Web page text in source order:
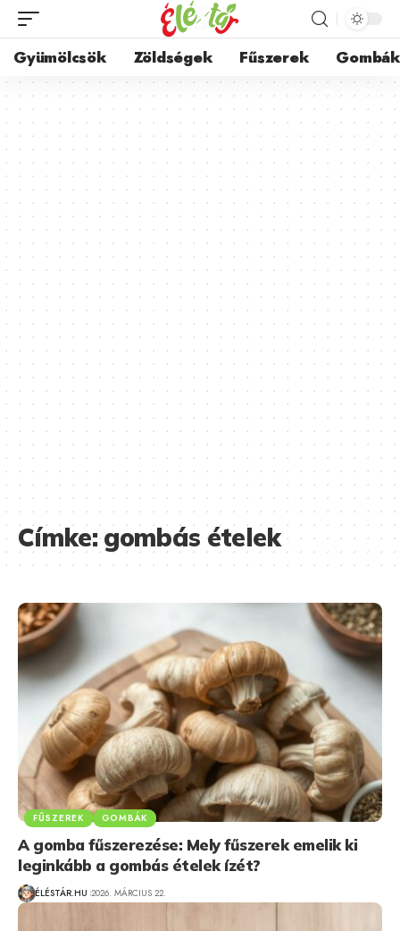
Gyümölcsök Zöldségek Fűszerek Gombák
Címke:gombás ételek
FŰSZEREK GOMBÁK
A gomba fűszerezése: Mely fűszerek emelik ki
leginkább a gombás ételek ízét?
ÉLÉSTÁR.HU 2026. MÁRCIUS 22.